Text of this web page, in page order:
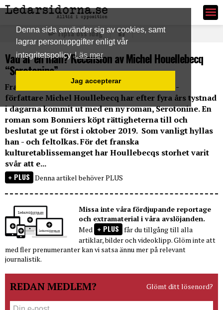
Denna sida använder sig av cookies, samt
lagrar personuppgifter enligt vår
integritetspolicyLäs mer
Jag accepterar
Ledarsidorna.se
Tipsa oss idag
Vad är en man? Recension av Michel Houellebecq
“Serotonine”
Frankrikes mest kände - och kontroversielle -
författare Michel Houllebecq har efter fyra års tystnad
i dagarna kommit ut med en ny roman, Serotonine. En
roman som Bonniers köpt rättigheterna till och
beslutat ge ut först i oktober 2019. Som vanligt hyllas
han - och feltolkas. För det franska
kulturetablissemanget har Houllebecqs storhet varit
svår att e...
PLUS Denna artikel behöver PLUS
Missa inte våra fördjupande reportage
och extramaterial i våra avslöjanden.
Med
PLUS får du tillgång till alla
artiklar, bilder och videoklipp. Glöm inte att
med fler prenumeranter kan vi satsa ännu mer på relevant
journalistik.
REDAN MEDLEM? Glömt ditt lösenord?